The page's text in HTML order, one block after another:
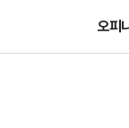
오피